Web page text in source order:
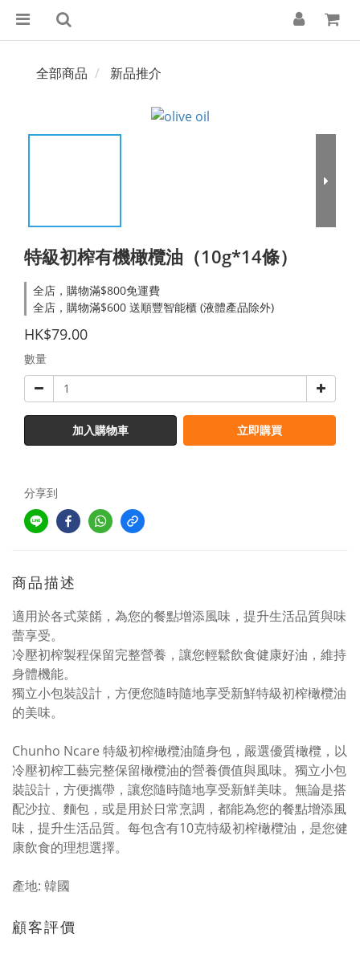
全部商品 新品推介
特級初榨有機橄欖油（10g*14條）
全店，購物滿$800免運費
全店，購物滿$600 送順豐智能櫃 (液體產品除外)
HK$79.00
數量
加入購物車 立即購買
分享到
商品描述
適用於各式菜餚，為您的餐點增添風味，提升生活品質與味
蕾享受。
冷壓初榨製程保留完整營養，讓您輕鬆飲食健康好油，維持
身體機能。
獨立小包裝設計，方便您隨時隨地享受新鮮特級初榨橄欖油
的美味。
Chunho Ncare 特級初榨橄欖油隨身包，嚴選優質橄欖，以
冷壓初榨工藝完整保留橄欖油的營養價值與風味。獨立小包
裝設計，方便攜帶，讓您隨時隨地享受新鮮美味。無論是搭
配沙拉、麵包，或是用於日常烹調，都能為您的餐點增添風
味，提升生活品質。每包含有10克特級初榨橄欖油，是您健
康飲食的理想選擇。
產地: 韓國
顧客評價